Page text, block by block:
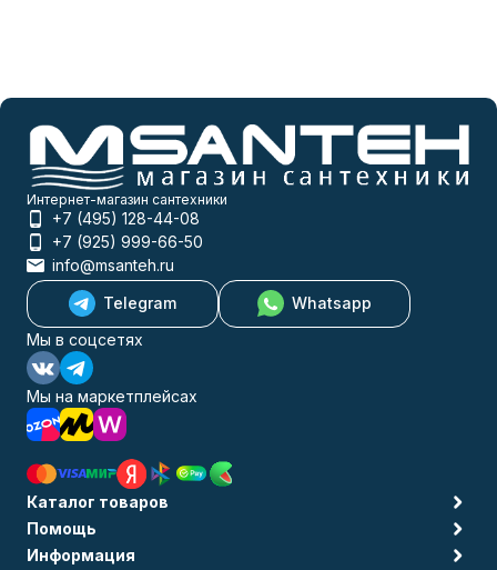
Интернет-магазин сантехники
+7 (495) 128-44-08
+7 (925) 999-66-50
info@msanteh.ru
Telegram
Whatsapp
Мы в соцсетях
Мы на маркетплейсах
Каталог товаров
Помощь
Информация